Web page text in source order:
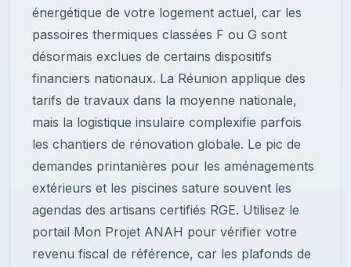
énergétique de votre logement actuel, car les
passoires thermiques classées F ou G sont
désormais exclues de certains dispositifs
financiers nationaux. La Réunion applique des
tarifs de travaux dans la moyenne nationale,
mais la logistique insulaire complexifie parfois
les chantiers de rénovation globale. Le pic de
demandes printanières pour les aménagements
extérieurs et les piscines sature souvent les
agendas des artisans certifiés RGE. Utilisez le
portail Mon Projet ANAH pour vérifier votre
revenu fiscal de référence, car les plafonds de